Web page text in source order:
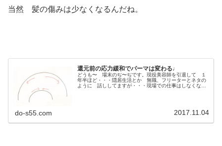
当然 髪の傷みは少なくなるんだね。
還元前の応力緩和でパーマは変わる♩
どうも〜 場末のぢ〜ぢです。現役美容師を引退して １
年半ほど・・・隠居生活とか 無職、フリーターとネタの
ように 話ししてますが・・・現場での仕事はしなくなっ
do-s55.com 2017.11.04